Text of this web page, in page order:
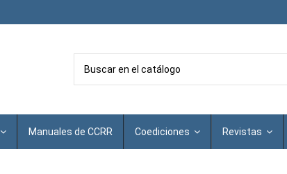
Manuales de CCRR Coediciones Revistas